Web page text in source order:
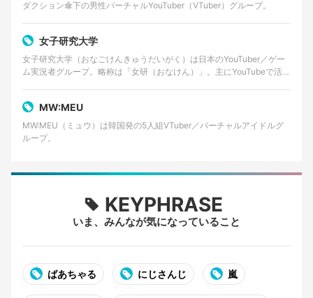
ダクション傘下の男性バーチャルYouTuber（VTuber）グループ。
女子研究大学
女子研究大学（おなごけんきゅうだいがく）は日本のYouTuber／ゲー
ム実況者グループ。略称は「女研（おなけん）」。主にYouTubeで活動
MW:MEU
MW:MEU（ミュウ）は韓国発の5人組VTuber／バーチャルアイドルグ
ループ。
KEYPHRASE
いま、みんなが気になっていること
ばあちゃる にじさんじ 嵐